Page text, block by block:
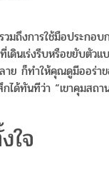
ถึงการใช้มือประกอบ
ดินเร่งรีบหรือขยับตัว
ย ก็ทำให้คุณดูมีออร่า
ได้ทันทีว่า “เขาคุมสถ
ใจ